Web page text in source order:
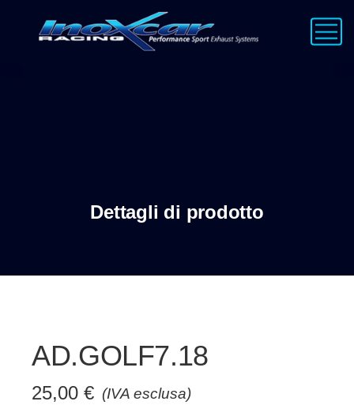
Dettagli di prodotto
AD.GOLF7.18
(IVA esclusa)
25,00 €